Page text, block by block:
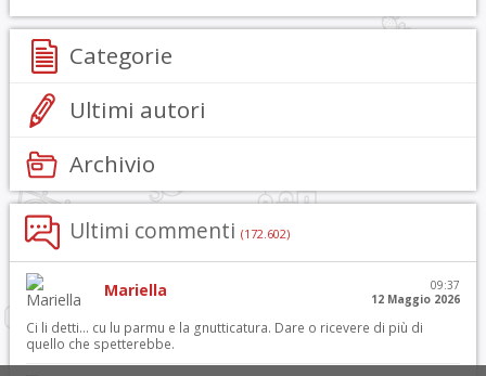
Categorie
Ultimi autori
Archivio
Ultimi commenti (172.602)
Mariella
09:37
12 Maggio 2026
Ci li detti… cu lu parmu e la gnutticatura. Dare o ricevere di più di
quello che spetterebbe.